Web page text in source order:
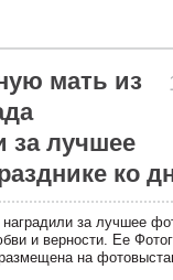
мать из
за лучшее
ко
за лучшее
и верности. Ее
на